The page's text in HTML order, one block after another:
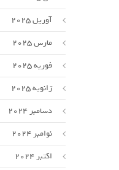
آوریل 2025
مارس 2025
فوریه 2025
ژانویه 2025
دسامبر 2024
نوامبر 2024
اکتبر 2024